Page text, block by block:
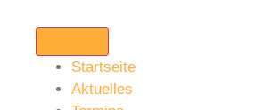
Startseite
Aktuelles